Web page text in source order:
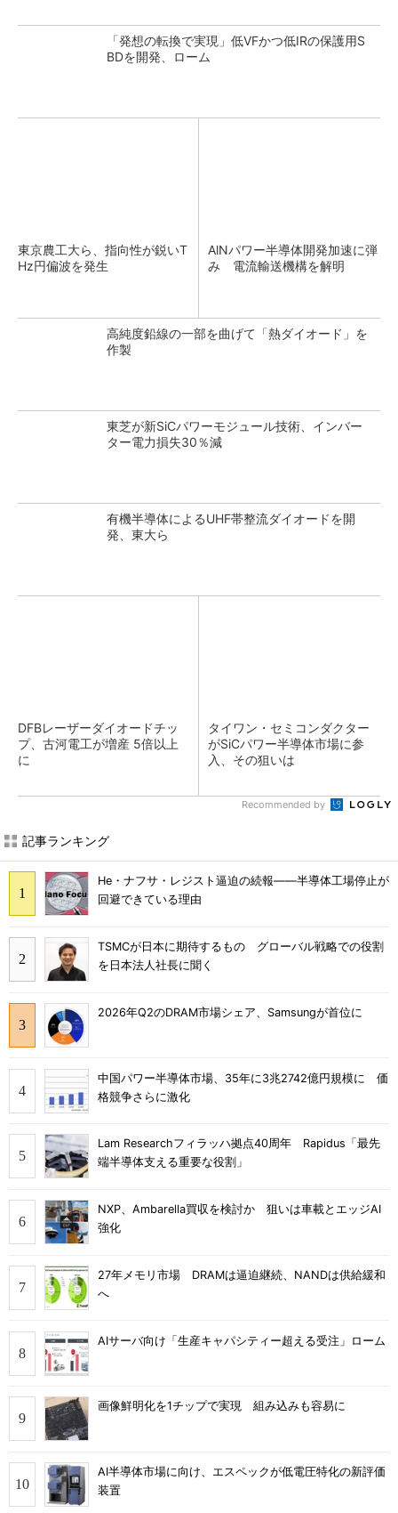
「発想の転換で実現」低VFかつ低IRの保護用S
BDを開発、ローム
東京農工大ら、指向性が鋭いT
Hz円偏波を発生
AlNパワー半導体開発加速に弾
み 電流輸送機構を解明
高純度鉛線の一部を曲げて「熱ダイオード」を
作製
東芝が新SiCパワーモジュール技術、インバー
ター電力損失30％減
有機半導体によるUHF帯整流ダイオードを開
発、東大ら
DFBレーザーダイオードチッ
プ、古河電工が増産 5倍以上
に
タイワン・セミコンダクター
がSiCパワー半導体市場に参
入、その狙いは
Recommended by
記事ランキング
He・ナフサ・レジスト逼迫の続報――半導体工場停止が
回避できている理由
TSMCが日本に期待するもの グローバル戦略での役割
を日本法人社長に聞く
2026年Q2のDRAM市場シェア、Samsungが首位に
中国パワー半導体市場、35年に3兆2742億円規模に 価
格競争さらに激化
Lam Researchフィラッハ拠点40周年 Rapidus「最先
端半導体支える重要な役割」
NXP、Ambarella買収を検討か 狙いは車載とエッジAI
強化
27年メモリ市場 DRAMは逼迫継続、NANDは供給緩和
へ
AIサーバ向け「生産キャパシティー超える受注」ローム
画像鮮明化を1チップで実現 組み込みも容易に
AI半導体市場に向け、エスペックが低電圧特化の新評価
装置